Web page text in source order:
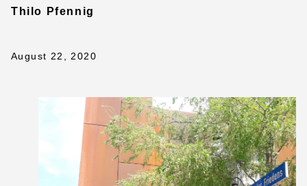
Thilo Pfennig
August 22, 2020